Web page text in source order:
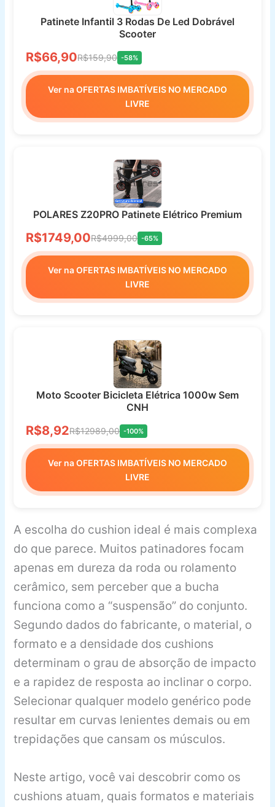
Patinete Infantil 3 Rodas De Led Dobrável
Scooter
R$66,90R$159,90 -58%
Ver na OFERTAS IMBATÍVEIS NO MERCADO
LIVRE
POLARES Z20PRO Patinete Elétrico Premium
R$1749,00R$4999,00 -65%
Ver na OFERTAS IMBATÍVEIS NO MERCADO
LIVRE
Moto Scooter Bicicleta Elétrica 1000w Sem
CNH
R$8,92R$12989,00 -100%
Ver na OFERTAS IMBATÍVEIS NO MERCADO
LIVRE
A escolha do cushion ideal é mais complexa
do que parece. Muitos patinadores focam
apenas em dureza da roda ou rolamento
cerâmico, sem perceber que a bucha
funciona como a “suspensão” do conjunto.
Segundo dados do fabricante, o material, o
formato e a densidade dos cushions
determinam o grau de absorção de impacto
e a rapidez de resposta ao inclinar o corpo.
Selecionar qualquer modelo genérico pode
resultar em curvas lenientes demais ou em
trepidações que cansam os músculos.
Neste artigo, você vai descobrir como os
cushions atuam, quais formatos e materiais